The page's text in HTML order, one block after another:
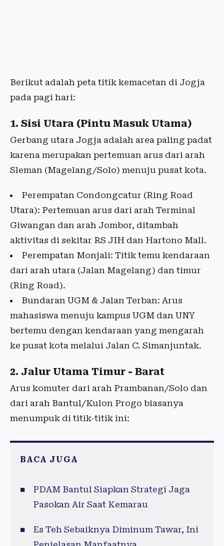
Berikut adalah peta titik kemacetan di Jogja
pada pagi hari:
1. Sisi Utara (Pintu Masuk Utama)
Gerbang utara Jogja adalah area paling padat
karena merupakan pertemuan arus dari arah
Sleman (Magelang/Solo) menuju pusat kota.
Perempatan Condongcatur (Ring Road
Utara): Pertemuan arus dari arah Terminal
Giwangan dan arah Jombor, ditambah
aktivitas di sekitar RS JIH dan Hartono Mall.
Perempatan Monjali: Titik temu kendaraan
dari arah utara (Jalan Magelang) dan timur
(Ring Road).
Bundaran UGM & Jalan Terban: Arus
mahasiswa menuju kampus UGM dan UNY
bertemu dengan kendaraan yang mengarah
ke pusat kota melalui Jalan C. Simanjuntak.
2. Jalur Utama Timur - Barat
Arus komuter dari arah Prambanan/Solo dan
dari arah Bantul/Kulon Progo biasanya
menumpuk di titik-titik ini:
BACA JUGA
PDAM Bantul Siapkan Strategi Jaga
Pasokan Air Saat Kemarau
Es Teh Sebaiknya Diminum Tawar, Ini